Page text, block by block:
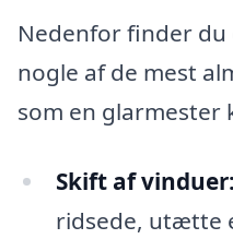
Nedenfor finder
nogle af de mest
som en glarmester
Skift af vinduer:
ridsede, utætte